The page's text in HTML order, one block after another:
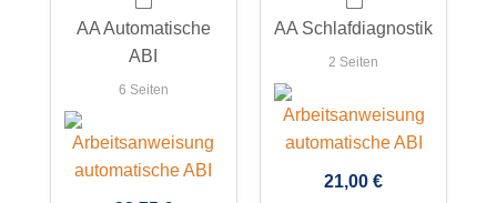
AA Automatische
ABI
6 Seiten
AA Schlafdiagnostik
2 Seiten
21,00 €